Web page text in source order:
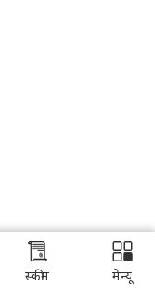
स्कीम मेन्यू